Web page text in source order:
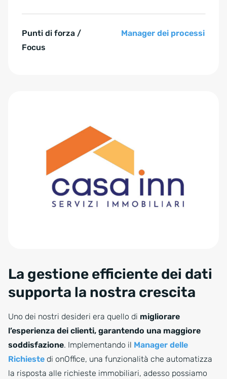
Punti di forza /
Focus
Manager dei processi
La gestione efficiente dei dati
supporta la nostra crescita
Uno dei nostri desideri era quello di migliorare
l’esperienza dei clienti, garantendo una maggiore
soddisfazione. Implementando il Manager delle
Richieste di onOffice, una funzionalità che automatizza
la risposta alle richieste immobiliari, adesso possiamo